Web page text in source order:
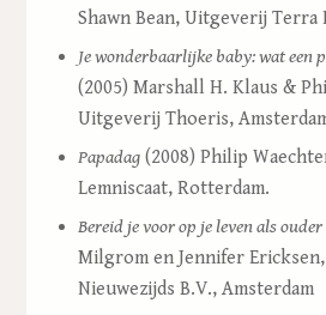
Shawn Bean, Uitgeverij Terra
Je wonderbaarlijke baby: wat een
(2005) Marshall H. Klaus &
Uitgeverij Thoeris,
Papadag (2008) Philip
Lemniscaat, Rotterdam.
Bereid je voor op je leven als ouder
Milgrom en Jennifer
Nieuwezijds B.V., Amsterdam